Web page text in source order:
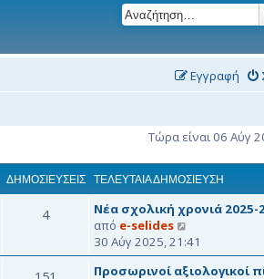
Εγγραφή
Τώρα είναι 06 Αύγ
ΔΗΜΟΣΙΕΎΣΕΙΣ ΤΕΛΕΥΤΑΊΑ ΔΗΜΟΣΊΕΥΣΗ
4
Νέα σχολική χρονιά 2025-
από e-selides
ρ
ο
β
30 Αύγ 2025, 21:41
Προσωρινοί αξιολογικοί